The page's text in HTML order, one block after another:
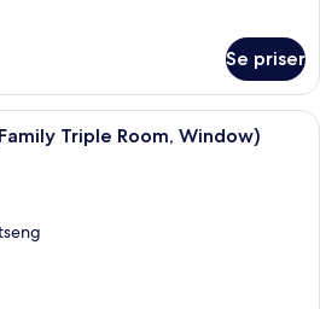
Se priser
Tremannsrom – familie (Family
Triple Room, Window)